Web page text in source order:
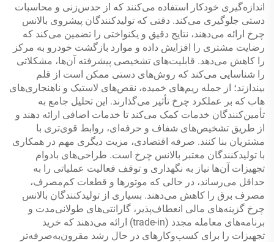
اندازه‌گیری خودکار استفاده می‌کنند که از حدس‌زنی و محاسبات
دستی جلوگیری می‌کند. دقتی که تولیدکنندگان پیشروی بالانس
چرخ ارائه می‌دهند، نتایج دقیق و یکنواختی را تضمین می‌کند که
رضایت مشتری را افزایش داده و موارد بازگشت خودرو به مرکز
را کاهش می‌دهد. قابلیت‌های تشخیصی پیشرفته آن‌ها، مشکلاتی
را شناسایی می‌کند که روش‌های دستی ممکن است از قلم
بیندازند؛ از جمله ریم‌های خمیده، نقص‌های لاستیک و ناهنجاری‌های
هاب که بر عملکرد چرخ تأثیر می‌گذارند. این تحلیل جامع به
تأمین‌کنندگان خدمات کمک می‌کند تا خدمات اضافی ارائه دهند و
از طریق تشخیص‌های شفاف و حرفه‌ای، روابط قوی‌تری با
مشتریان بنا کنند. صرفه اقتصادی، مزیت دیگری مهم در همکاری
با تولیدکنندگان معتبر بالانس چرخ است. طراحی‌های بادوام
تجهیزات آن‌ها نیاز به نگهداری و توقف فعالیت عملیاتی را به
حداقل می‌رساند، در حالی که موتورها و قطعات کم‌مصرف،
مصرف برق را کاهش می‌دهند. بسیاری از تولیدکنندگان بالانس
چرخ گزینه‌های مالی انعطاف‌پذیر، گارانتی‌های طولانی‌مدت و
برنامه‌های معامله مجدد (trade-in) ارائه می‌دهند که خرید
تجهیزات را برای کسب‌وکارهای در حال رشد مقرون‌به‌صرفه‌تر